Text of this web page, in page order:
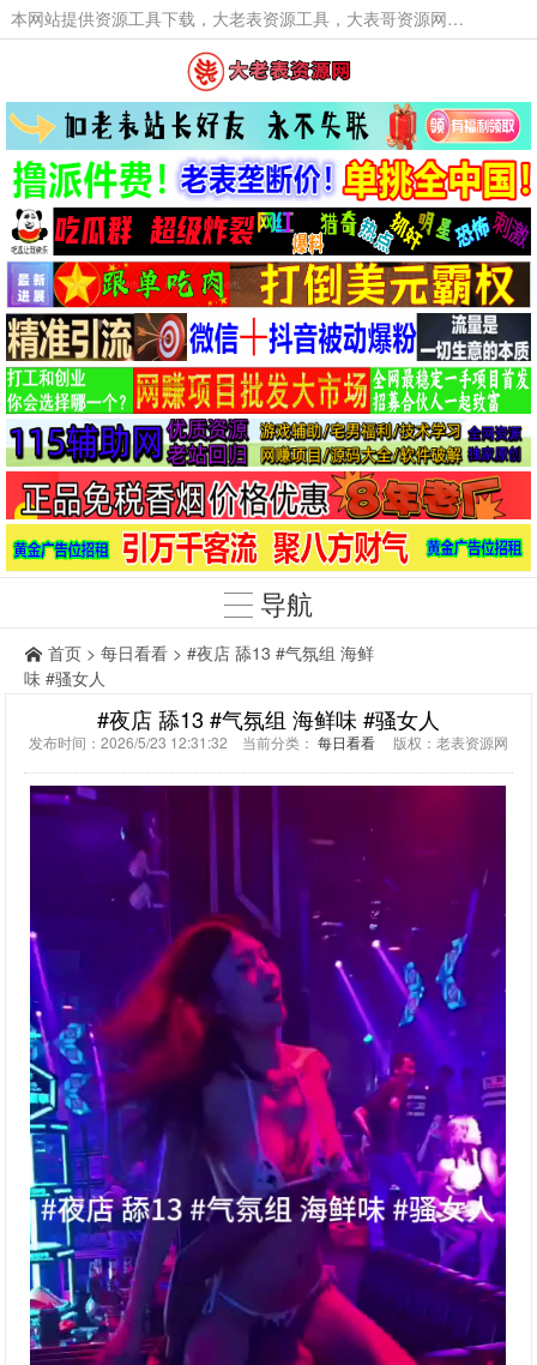
本网站提供资源工具下载，大老表资源工具，大表哥资源网软件工具，大老表资源下载，活动线报福利资源分享,活动线报，大型网游经典游戏，网络热门技术游戏辅助交流与分享。
导航
首页 > 每日看看 > #夜店 舔13 #气氛组 海鲜
味 #骚女人
#夜店 舔13 #气氛组 海鲜味 #骚女人
发布时间：2026/5/23 12:31:32 当前分类： 每日看看 版权：老表资源网